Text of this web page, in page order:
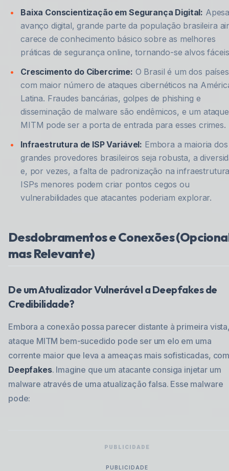
Baixa Conscientização em Segurança Digital:
avanço digital, grande parte da população brasileira
carece de conhecimento básico sobre as melhores
práticas de segurança online, tornando-se alvos
Crescimento do Cibercrime: O Brasil é um dos países
com maior número de ataques cibernéticos na
Latina. Fraudes bancárias, golpes de phishing e
disseminação de malware são endêmicos, e um ataque
MITM pode ser a porta de entrada para esses crimes.
Infraestrutura de ISP Variável: Embora a maioria dos
grandes provedores brasileiros seja robusta, a
e, por vezes, a falta de padronização na
ISPs menores podem criar pontos cegos ou
vulnerabilidades que atacantes poderiam explorar.
Desdobramentos e Conexões
mas Relevante)
De um Atualizador Vulnerável a Deepfakes de
Credibilidade?
Embora a conexão possa parecer distante à primeira
ataque MITM bem-sucedido pode ser um elo em uma
corrente maior que leva a ameaças mais sofisticadas,
Deepfakes. Imagine que um atacante consiga injetar um
malware através de uma atualização falsa. Esse malware
pode:
PUBLICIDADE
PUBLICIDADE